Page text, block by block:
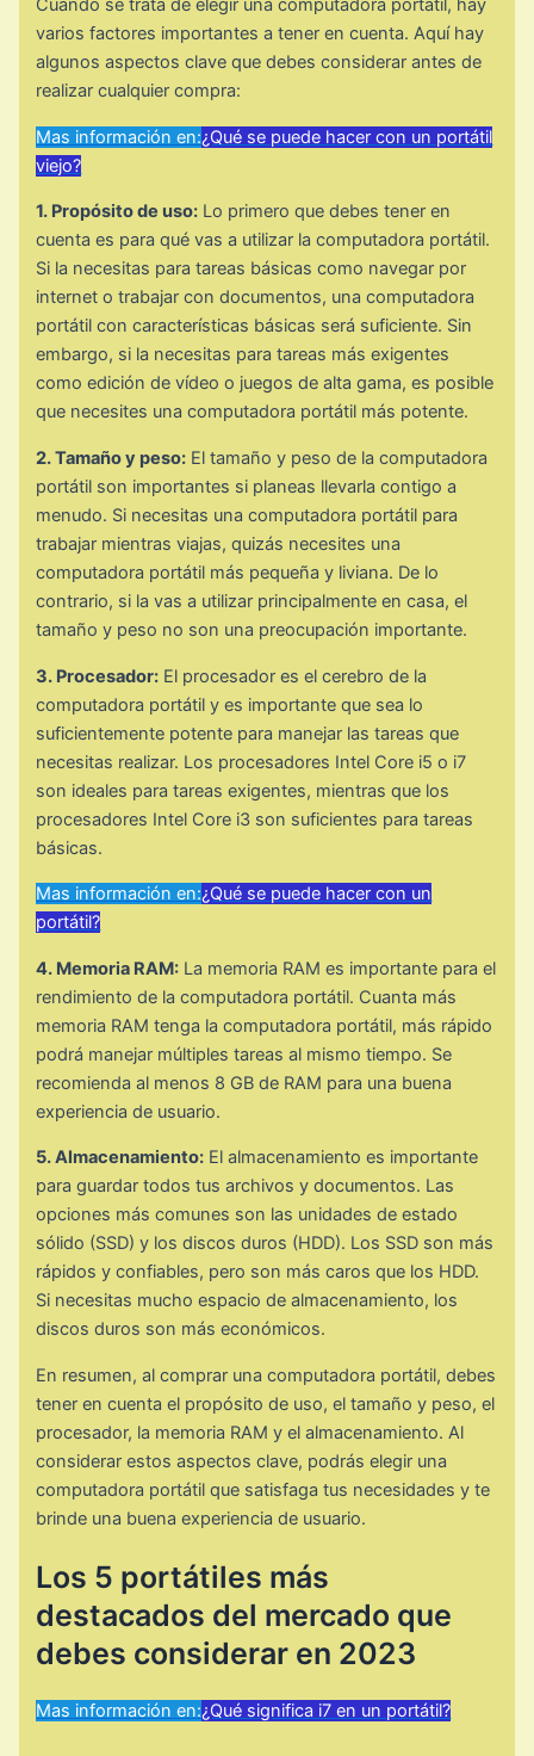
Cuando se trata de elegir una computadora portátil, hay
varios factores importantes a tener en cuenta. Aquí hay
algunos aspectos clave que debes considerar antes de
realizar cualquier compra:
Mas información en:¿Qué se puede hacer con un portátil
viejo?
1. Propósito de uso: Lo primero que debes tener en
cuenta es para qué vas a utilizar la computadora portátil.
Si la necesitas para tareas básicas como navegar por
internet o trabajar con documentos, una computadora
portátil con características básicas será suficiente. Sin
embargo, si la necesitas para tareas más exigentes
como edición de vídeo o juegos de alta gama, es posible
que necesites una computadora portátil más potente.
2. Tamaño y peso: El tamaño y peso de la computadora
portátil son importantes si planeas llevarla contigo a
menudo. Si necesitas una computadora portátil para
trabajar mientras viajas, quizás necesites una
computadora portátil más pequeña y liviana. De lo
contrario, si la vas a utilizar principalmente en casa, el
tamaño y peso no son una preocupación importante.
3. Procesador: El procesador es el cerebro de la
computadora portátil y es importante que sea lo
suficientemente potente para manejar las tareas que
necesitas realizar. Los procesadores Intel Core i5 o i7
son ideales para tareas exigentes, mientras que los
procesadores Intel Core i3 son suficientes para tareas
básicas.
Mas información en:¿Qué se puede hacer con un
portátil?
4. Memoria RAM: La memoria RAM es importante para el
rendimiento de la computadora portátil. Cuanta más
memoria RAM tenga la computadora portátil, más rápido
podrá manejar múltiples tareas al mismo tiempo. Se
recomienda al menos 8 GB de RAM para una buena
experiencia de usuario.
5. Almacenamiento: El almacenamiento es importante
para guardar todos tus archivos y documentos. Las
opciones más comunes son las unidades de estado
sólido (SSD) y los discos duros (HDD). Los SSD son más
rápidos y confiables, pero son más caros que los HDD.
Si necesitas mucho espacio de almacenamiento, los
discos duros son más económicos.
En resumen, al comprar una computadora portátil, debes
tener en cuenta el propósito de uso, el tamaño y peso, el
procesador, la memoria RAM y el almacenamiento. Al
considerar estos aspectos clave, podrás elegir una
computadora portátil que satisfaga tus necesidades y te
brinde una buena experiencia de usuario.
Los 5 portátiles más
destacados del mercado que
debes considerar en 2023
Mas información en:¿Qué significa i7 en un portátil?